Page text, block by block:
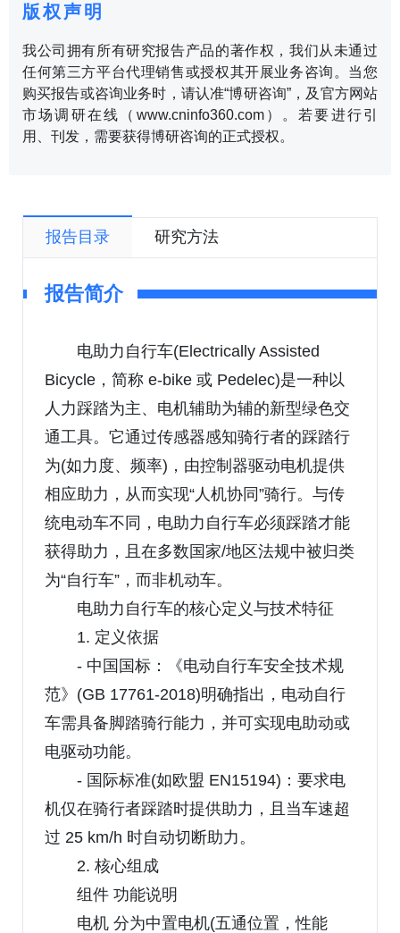
版权声明
我公司拥有所有研究报告产品的著作权，我们从未通过
任何第三方平台代理销售或授权其开展业务咨询。当您
购买报告或咨询业务时，请认准“博研咨询”，及官方网站
市场调研在线（www.cninfo360.com）。若要进行引
用、刊发，需要获得博研咨询的正式授权。
报告目录 研究方法
报告简介
电助力自行车(Electrically Assisted
Bicycle，简称 e-bike 或 Pedelec)是一种以
人力踩踏为主、电机辅助为辅的新型绿色交
通工具。它通过传感器感知骑行者的踩踏行
为(如力度、频率)，由控制器驱动电机提供
相应助力，从而实现“人机协同”骑行。与传
统电动车不同，电助力自行车必须踩踏才能
获得助力，且在多数国家/地区法规中被归类
为“自行车”，而非机动车。
电助力自行车的核心定义与技术特征
1. 定义依据
- 中国国标：《电动自行车安全技术规
范》(GB 17761-2018)明确指出，电动自行
车需具备脚踏骑行能力，并可实现电助动或
电驱动功能。
- 国际标准(如欧盟 EN15194)：要求电
机仅在骑行者踩踏时提供助力，且当车速超
过 25 km/h 时自动切断助力。
2. 核心组成
组件 功能说明
电机 分为中置电机(五通位置，性能